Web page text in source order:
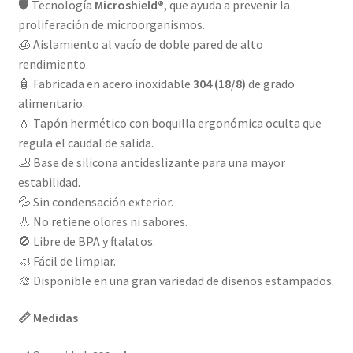
🛡️ Tecnología Microshield®, que ayuda a prevenir la
proliferación de microorganismos.
🧊 Aislamiento al vacío de doble pared de alto
rendimiento.
🧴 Fabricada en acero inoxidable 304 (18/8) de grado
alimentario.
💧 Tapón hermético con boquilla ergonómica oculta que
regula el caudal de salida.
🦶 Base de silicona antideslizante para una mayor
estabilidad.
💦 Sin condensación exterior.
👃 No retiene olores ni sabores.
🚫 Libre de BPA y ftalatos.
🧼 Fácil de limpiar.
🎨 Disponible en una gran variedad de diseños estampados.
📏 Medidas